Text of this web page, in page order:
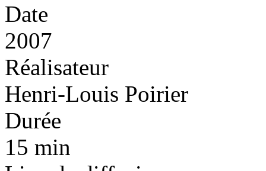
Date
2007
Réalisateur
Henri-Louis Poirier
Durée
15 min